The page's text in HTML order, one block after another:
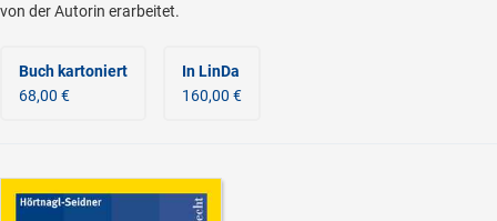
von der Autorin erarbeitet.
Buch kartoniert
68,00 €
In LinDa
160,00 €